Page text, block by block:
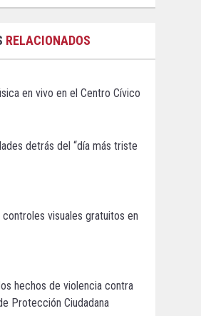
RELACIONADOS
en vivo en el Centro Cívico
detrás del “día más triste
visuales gratuitos en
hechos de violencia contra
Protección Ciudadana